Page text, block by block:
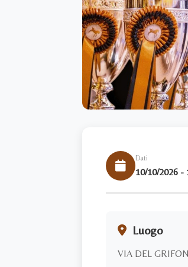
Dati
10/10/2026 -
Luogo
VIA DEL